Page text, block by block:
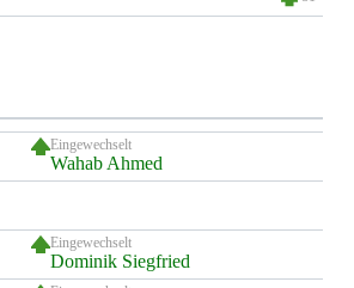
Eingewechselt
Wahab Ahmed
Eingewechselt
Dominik Siegfried